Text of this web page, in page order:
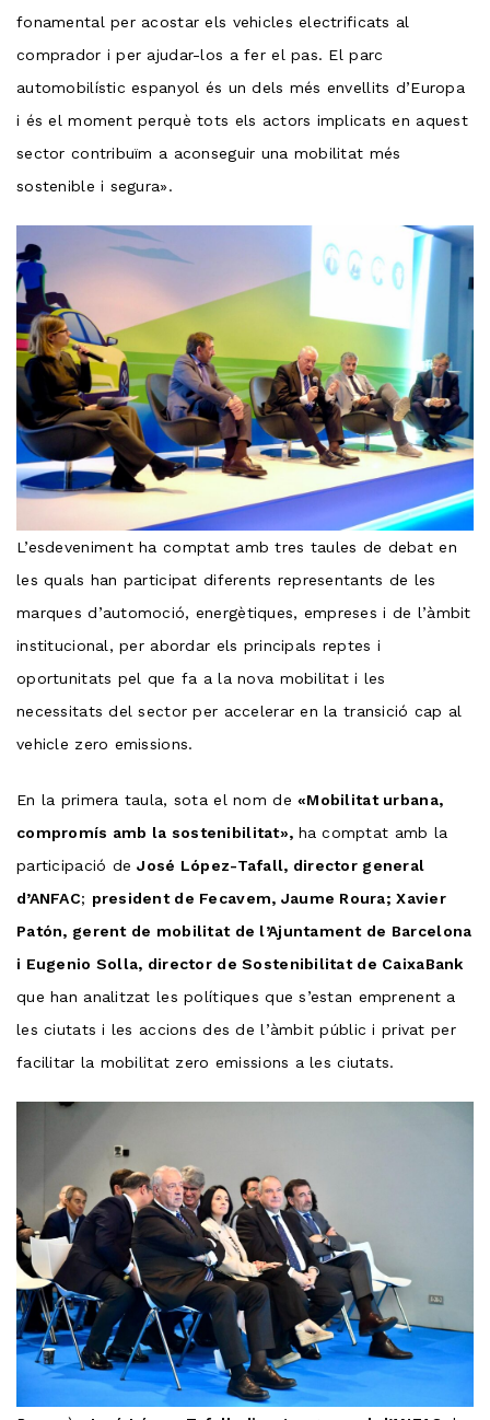
fonamental per acostar els vehicles electrificats al
comprador i per ajudar-los a fer el pas. El parc
automobilístic espanyol és un dels més envellits d’Europa
i és el moment perquè tots els actors implicats en aquest
sector contribuïm a aconseguir una mobilitat més
sostenible i segura».
L’esdeveniment ha comptat amb tres taules de debat en
les quals han participat diferents representants de les
marques d’automoció, energètiques, empreses i de l’àmbit
institucional, per abordar els principals reptes i
oportunitats pel que fa a la nova mobilitat i les
necessitats del sector per accelerar en la transició cap al
vehicle zero emissions.
En la primera taula, sota el nom de«Mobilitat urbana,
compromís amb la sostenibilitat», ha comptat amb la
participació deJosé López-Tafall, director general
d’ANFAC; president de Fecavem, Jaume Roura; Xavier
Patón, gerent de mobilitat de l’Ajuntament de Barcelona
i Eugenio Solla, director de Sostenibilitat de CaixaBank
que han analitzat les polítiques que s’estan emprenent a
les ciutats i les accions des de l’àmbit públic i privat per
facilitar la mobilitat zero emissions a les ciutats.